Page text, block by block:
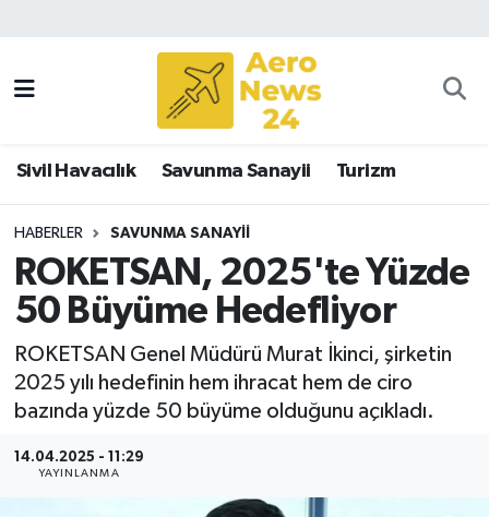
Sivil Havacılık Savunma Sanayii Turizm
HABERLER SAVUNMA SANAYII
ROKETSAN, 2025'te Yüzde
50 Büyüme Hedefliyor
ROKETSAN Genel Müdürü Murat İkinci, şirketin
2025 yılı hedefinin hem ihracat hem de ciro
bazında yüzde 50 büyüme olduğunu açıkladı.
14.04.2025 - 11:29
YAYINLANMA